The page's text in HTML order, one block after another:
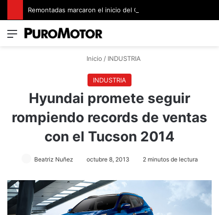
Menú
Inicio / INDUSTRIA
INDUSTRIA
Hyundai promete seguir
rompiendo records de ventas
con el Tucson 2014
Beatriz Nuñez octubre 8, 2013 2 minutos de lectura